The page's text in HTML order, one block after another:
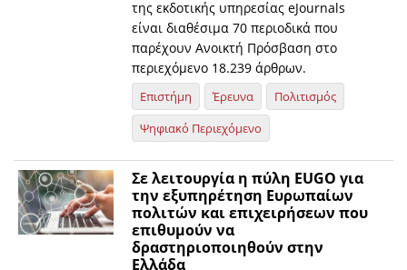
της εκδοτικής υπηρεσίας eJournals
είναι διαθέσιμα 70 περιοδικά που
παρέχουν Ανοικτή Πρόσβαση στο
περιεχόμενο 18.239 άρθρων.
Επιστήμη Έρευνα
Πολιτισμός
Ψηφιακό Περιεχόμενο
Σε λειτουργία η πύλη EUGO για
την εξυπηρέτηση Ευρωπαίων
πολιτών και επιχειρήσεων που
επιθυμούν να
δραστηριοποιηθούν στην
Ελλάδα